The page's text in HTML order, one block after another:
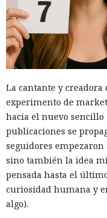
La cantante y creadora
experimento de
hacia el nuevo sencillo
publicaciones se
seguidores
sino también la idea
pensada hasta el
curiosidad humana y
algo).